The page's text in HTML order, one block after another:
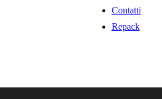
Contatti
Repack